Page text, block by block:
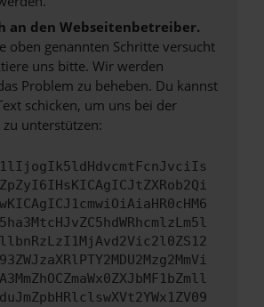
an den Webseitenbetreiber.
oben genannten Schritte versucht
uns bitte. Wir werden
Problem zu beheben. Du kannst
schicken, um uns bei der
zu unterstützen: